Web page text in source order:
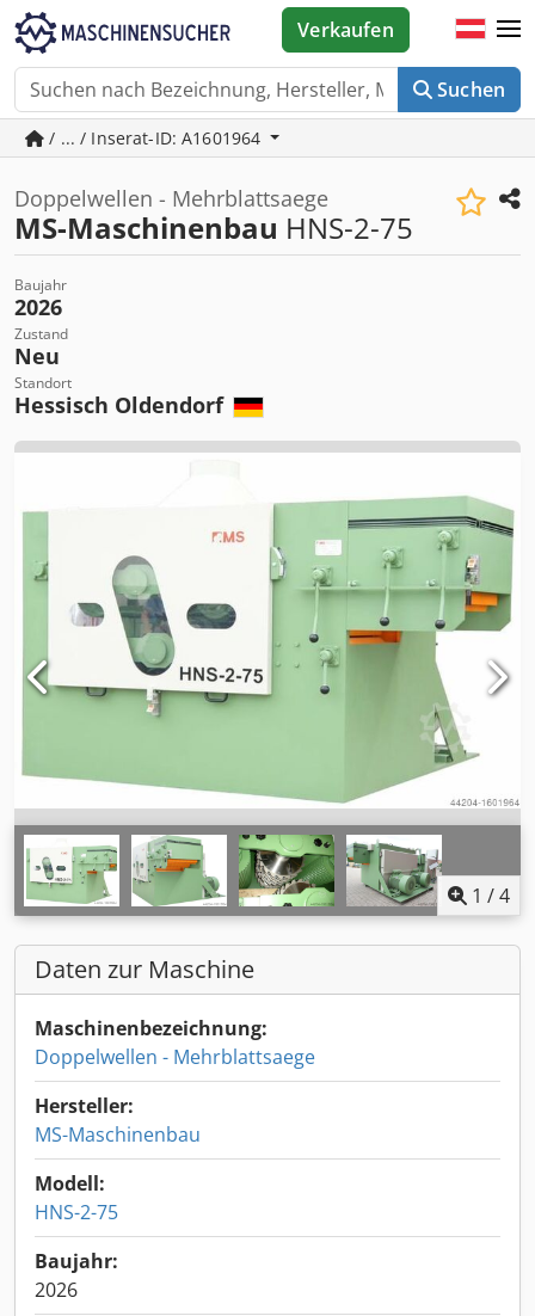
Suchen
Verkaufen
/ ... / Inserat-ID: A1601964
Doppelwellen - Mehrblattsaege
MS-Maschinenbau HNS-2-75
Baujahr
2026
Zustand
Neu
Standort
Hessisch Oldendorf
1 /4
Daten zur Maschine
Maschinenbezeichnung:
Doppelwellen - Mehrblattsaege
Hersteller:
MS-Maschinenbau
Modell:
HNS-2-75
Baujahr:
2026